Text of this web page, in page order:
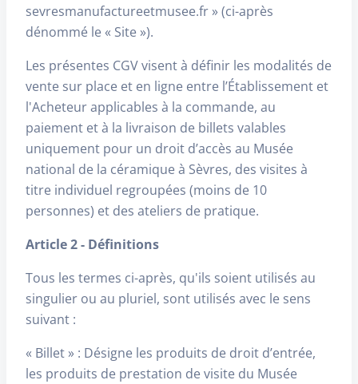
sevresmanufactureetmusee.fr » (ci-après
dénommé le « Site »).
Les présentes CGV visent à définir les modalités de
vente sur place et en ligne entre l’Établissement et
l'Acheteur applicables à la commande, au
paiement et à la livraison de billets valables
uniquement pour un droit d’accès au Musée
national de la céramique à Sèvres, des visites à
titre individuel regroupées (moins de 10
personnes) et des ateliers de pratique.
Article 2 - Définitions
Tous les termes ci-après, qu'ils soient utilisés au
singulier ou au pluriel, sont utilisés avec le sens
suivant :
« Billet » : Désigne les produits de droit d’entrée,
les produits de prestation de visite du Musée